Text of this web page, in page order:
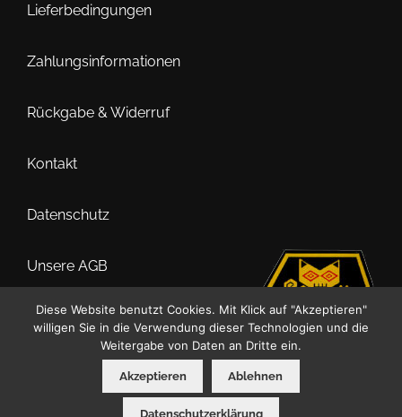
Lieferbedingungen
Zahlungsinformationen
Rückgabe & Widerruf
Kontakt
Datenschutz
Unsere AGB
Impressum
Diese Website benutzt Cookies. Mit Klick auf "Akzeptieren"
willigen Sie in die Verwendung dieser Technologien und die
Weitergabe von Daten an Dritte ein.
Akzeptieren Ablehnen
Datenschutzerklärung